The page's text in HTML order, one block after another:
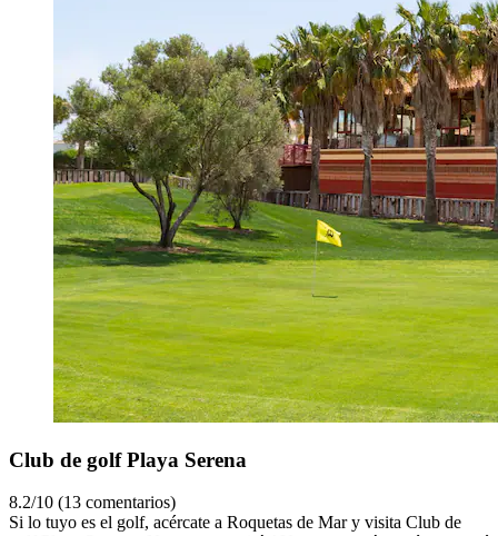
Club de golf Playa Serena
8.2/10 (13 comentarios)
Si lo tuyo es el golf, acércate a Roquetas de Mar y visita Club de